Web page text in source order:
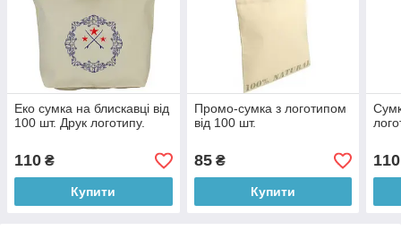
Еко сумка на блискавці від
100 шт. Друк логотипу.
110 ₴
Купити
Промо-сумка з логотипом
від 100 шт.
85₴
Купити
110